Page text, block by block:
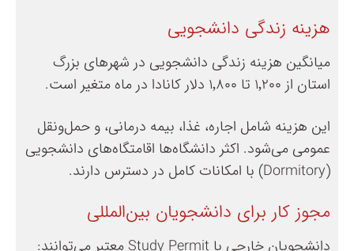
هزینه زندگی دانشجویی
میانگین هزینه زندگی دانشجویی در شهرهای بزرگ
استان از ۱٬۲۰۰ تا ۱٬۸۰۰ دلار کانادا در ماه متغیر است.
این هزینه شامل اجاره، غذا، بیمه درمانی، و حمل‌ونقل
عمومی می‌شود. اکثر دانشگاه‌ها اقامتگاه‌های دانشجویی
(Dormitory) با امکانات کامل در دسترس دارند.
مجوز کار برای دانشجویان بین‌المللی
دانشجویان خارجی با Study Permit معتبر می‌توانند: